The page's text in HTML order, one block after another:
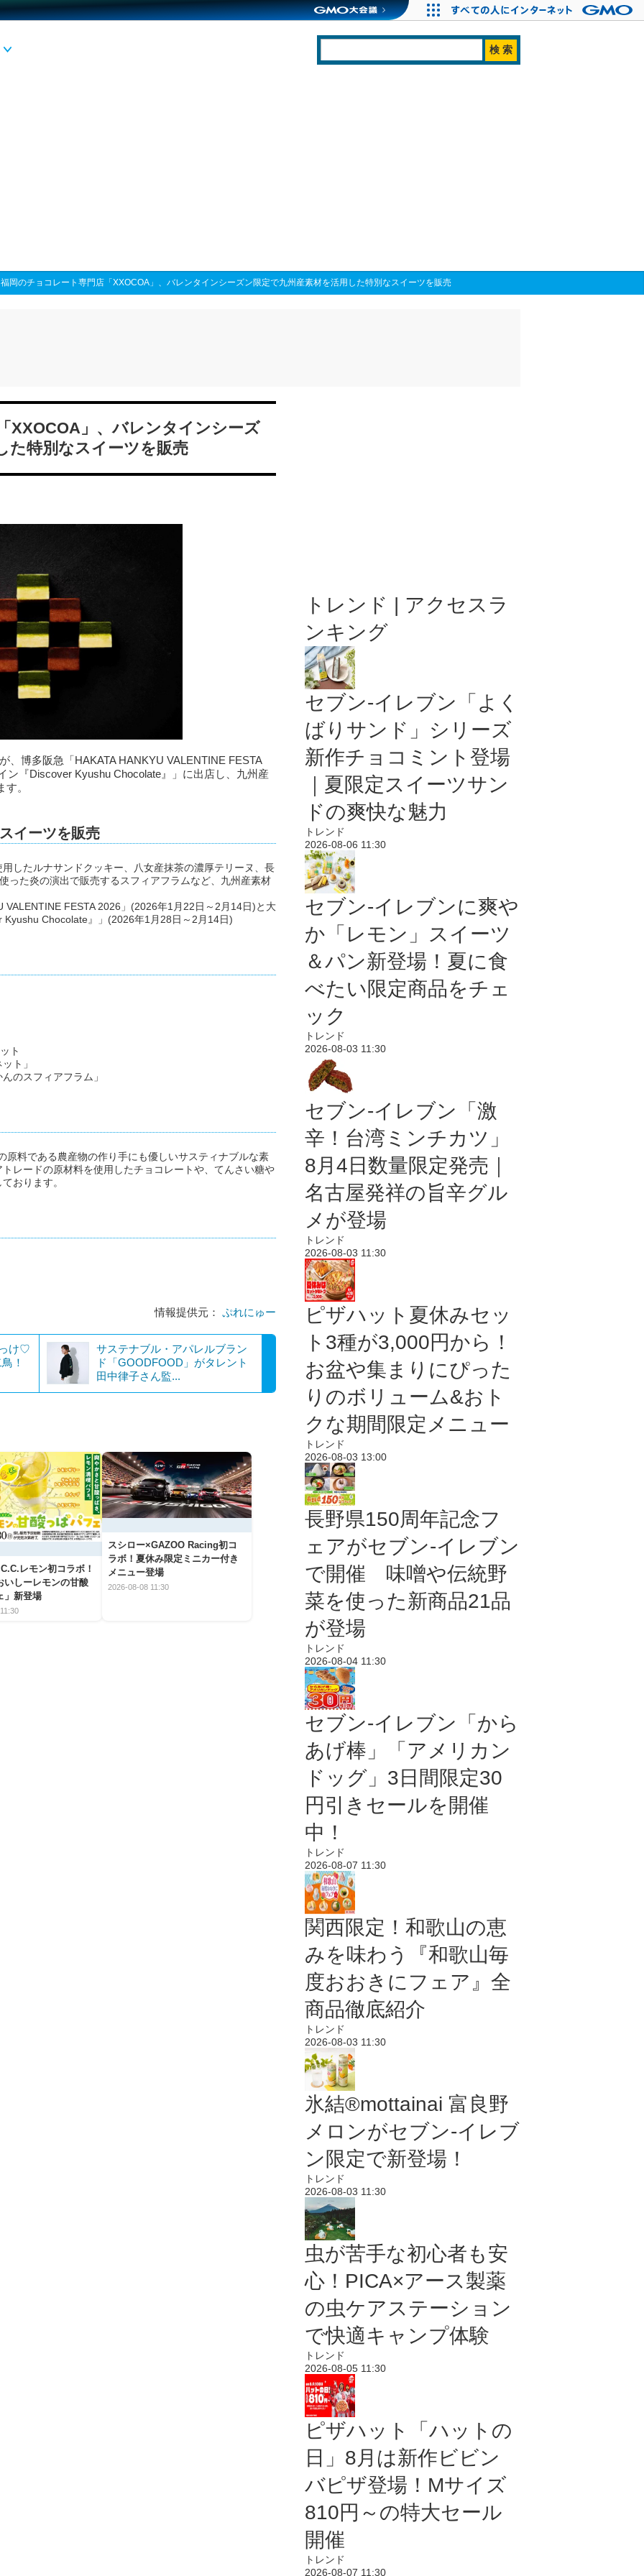
福岡のチョコレート専門店「XXOCOA」、バレンタインシーズン限定で九州産素材を活用した特別なスイーツを販売
XXOCOA」、バレンタインシーズ
た特別なスイーツを販売
、博多阪急「HAKATA HANKYU VALENTINE FESTA
ン『Discover Kyushu Chocolate』」に出店し、九州産
。
イーツを販売
したルナサンドクッキー、八女産抹茶の濃厚テリーヌ、長
った炎の演出で販売するスフィアフラムなど、九州産素材
VALENTINE FESTA 2026」(2026年1月22日～2月14日)と大
Chocolate』」(2026年1月28日～2月14日)
ト
ト」
のスフィアフラム」
料である農産物の作り手にも優しいサスティナブルな素
レードの原材料を使用したチョコレートや、てんさい糖や
おります。
情報提供元： ぷれにゅー
け♡
！
サステナブル・アパレルブラン
ド「GOODFOOD」がタレント
田中律子さん監...
レモン初コラボ！
いしーレモンの甘酸
」新登場
スシロー×GAZOO Racing初コ
ラボ！夏休み限定ミニカー付き
メニュー登場
2026-08-08 11:30
トレンド | アクセスラ
ンキング
セブン‐イレブン「よく
ばりサンド」シリーズ
新作チョコミント登場
｜夏限定スイーツサン
ドの爽快な魅力
トレンド
2026-08-06 11:30
セブン‐イレブンに爽や
か「レモン」スイーツ
＆パン新登場！夏に食
べたい限定商品をチェ
ック
トレンド
2026-08-03 11:30
セブン-イレブン「激
辛！台湾ミンチカツ」
8月4日数量限定発売｜
名古屋発祥の旨辛グル
メが登場
トレンド
2026-08-03 11:30
ピザハット夏休みセッ
ト3種が3,000円から！
お盆や集まりにぴった
りのボリューム&おト
クな期間限定メニュー
トレンド
2026-08-03 13:00
長野県150周年記念フ
ェアがセブン-イレブン
で開催 味噌や伝統野
菜を使った新商品21品
が登場
トレンド
2026-08-04 11:30
セブン‐イレブン「から
あげ棒」「アメリカン
ドッグ」3日間限定30
円引きセールを開催
中！
トレンド
2026-08-07 11:30
関西限定！和歌山の恵
みを味わう『和歌山毎
度おおきにフェア』全
商品徹底紹介
トレンド
2026-08-03 11:30
氷結®mottainai 富良野
メロンがセブン‐イレブ
ン限定で新登場！
トレンド
2026-08-03 11:30
虫が苦手な初心者も安
心！PICA×アース製薬
の虫ケアステーション
で快適キャンプ体験
トレンド
2026-08-05 11:30
ピザハット「ハットの
日」8月は新作ビビン
バピザ登場！Mサイズ
810円～の特大セール
開催
トレンド
2026-08-07 11:30